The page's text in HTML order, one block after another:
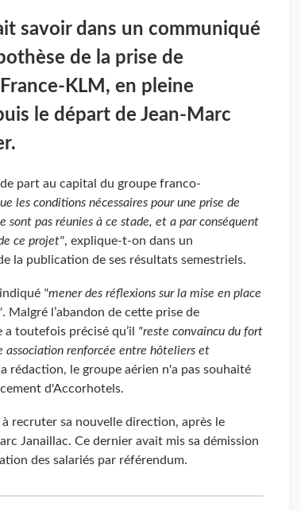
savoir dans un communiqué
de la prise de
KLM, en pleine
le départ de Jean-Marc
part au capital du groupe franco-
les conditions nécessaires pour une prise de
sont pas réunies à ce stade, et a par conséquent
ce projet", explique-t-on dans un
la publication de ses résultats semestriels.
"mener des réflexions sur la mise en place
. Malgré l’abandon de cette prise de
toutefois précisé qu’il "reste convaincu du fort
association renforcée entre hôteliers et
rédaction, le groupe aérien n'a pas souhaité
d'Accorhotels.
recruter sa nouvelle direction, après le
Janaillac. Ce dernier avait mis sa démission
des salariés par référendum.